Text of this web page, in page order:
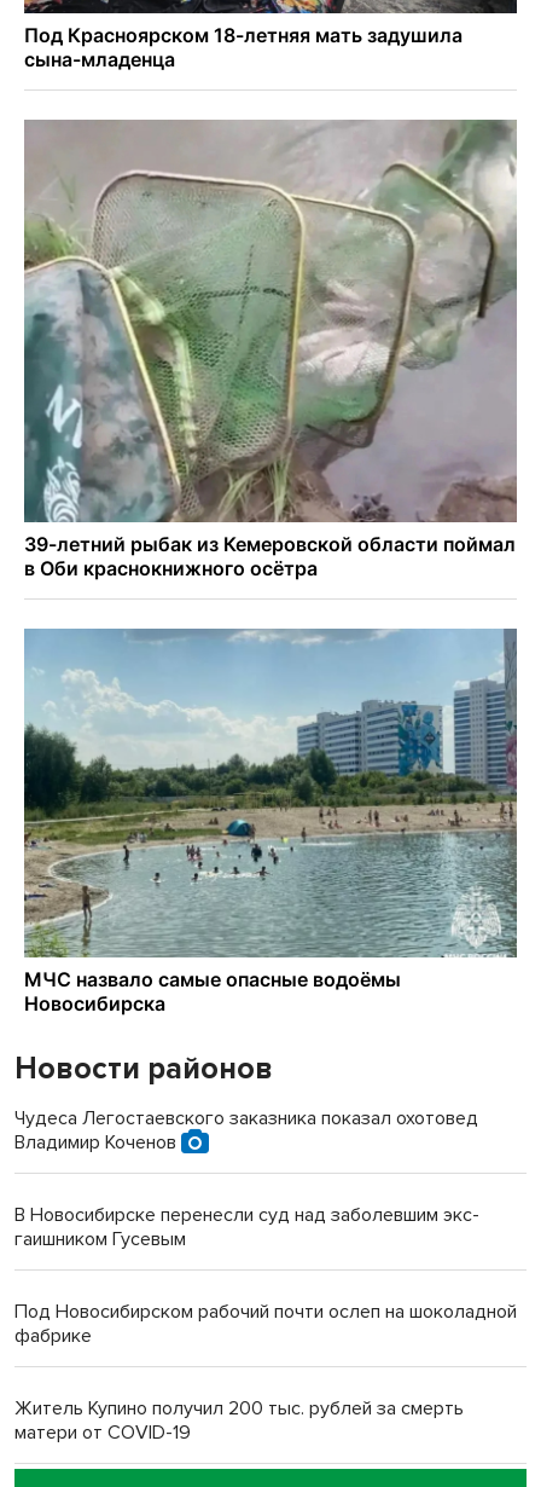
Новости районов
Чудеса Легостаевского заказника показал охотовед
Владимир Коченов
В Новосибирске перенесли суд над заболевшим экс-
гаишником Гусевым
Под Новосибирском рабочий почти ослеп на шоколадной
фабрике
Житель Купино получил 200 тыс. рублей за смерть
матери от COVID-19